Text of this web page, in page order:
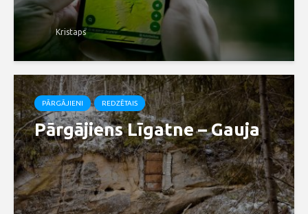
Kristaps
PĀRGĀJIENI REDZĒTAIS
Pārgājiens Līgatne – Gauja